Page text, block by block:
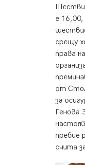
е
срещу
права
от
за
пребие
счита